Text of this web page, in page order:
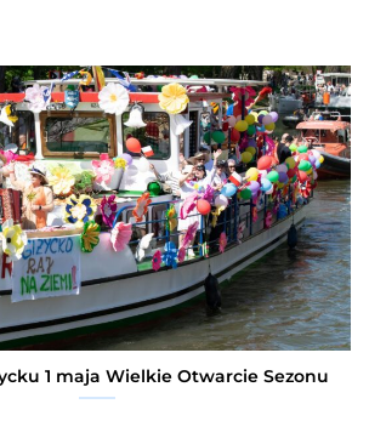
1 maja Wielkie Otwarcie Sezonu